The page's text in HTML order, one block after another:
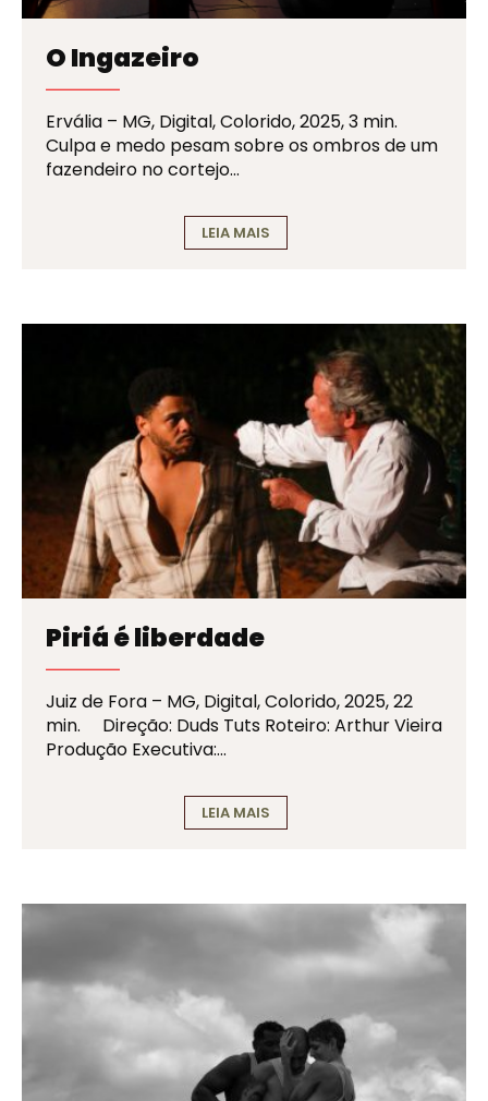
O Ingazeiro
Ervália – MG, Digital, Colorido, 2025, 3 min.
Culpa e medo pesam sobre os ombros de um
fazendeiro no cortejo…
LEIA MAIS
Piriá é liberdade
Juiz de Fora – MG, Digital, Colorido, 2025, 22
min. Direção: Duds Tuts Roteiro: Arthur Vieira
Produção Executiva:…
LEIA MAIS